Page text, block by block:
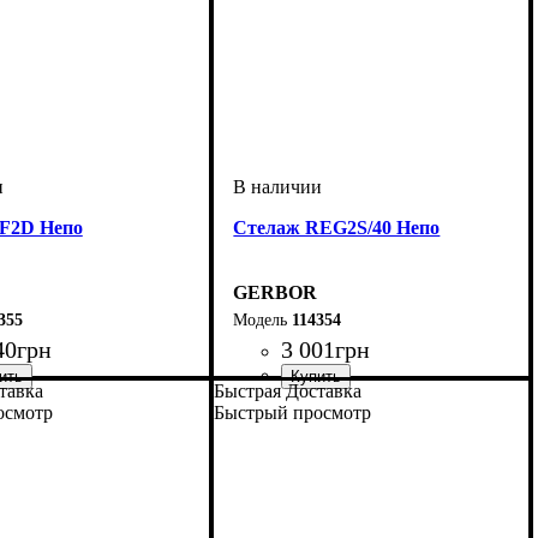
Непо
грн
: 800
: 1965
: 540
Стелаж REG2S/40 Непо
GERBOR
114354
3 001грн
ширина, мм: 400
высота, мм: 1965
глубина, мм: 335
Быстрая Доставка
Быстрый просмотр